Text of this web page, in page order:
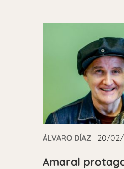
ÁLVARO DÍAZ 20/02/
Amaral